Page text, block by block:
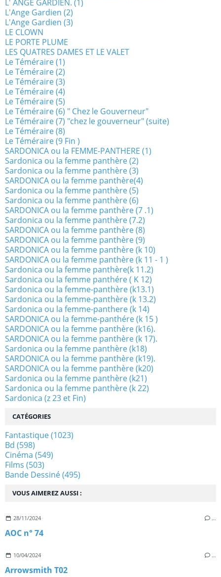
VOUS AIMEREZ AUSSI :
28/11/2024 …
AOC n° 74
10/04/2024 …
Arrowsmith T02
L' ANGE GARDIEN. (1)
L'Ange Gardien (2)
L'Ange Gardien (3)
LE CLOWN
LE PORTE PLUME
LES QUATRES DAMES ET LE VALET
Le Téméraire (1)
Le Téméraire (2)
Le Téméraire (3)
Le Téméraire (4)
Le Téméraire (5)
Le Téméraire (6) " Chez le Gouverneur"
Le Téméraire (7) "chez le gouverneur" (suite)
Le Téméraire (8)
Le Téméraire (9 Fin )
SARDONICA ou la FEMME-PANTHERE (1)
Sardonica ou la femme panthère (2)
Sardonica ou la femme panthère (3)
SARDONICA ou la femme panthère(4)
Sardonica ou la femme panthère (5)
Sardonica ou la femme panthère (6)
SARDONICA ou la femme panthère (7 .1)
Sardonica ou la femme panthère (7.2)
SARDONICA ou la femme panthère (8)
SARDONICA ou la femme panthère (9)
SARDONICA ou la femme panthère (k 10)
SARDONICA ou la femme panthère (k 11 - 1 )
Sardonica ou la femme panthère(k 11.2)
Sardonica ou la femme panthére ( K 12)
Sardonica ou la femme-panthère (k13.1)
Sardonica ou la femme-panthère (k 13.2)
Sardonica ou la femme-panthere (k 14)
SARDONICA ou la femme-panthére (k 15 )
SARDONICA ou la femme panthère (k16).
SARDONICA ou la femme panthère (k 17).
Sardonica ou la femme panthère (k18)
SARDONICA ou la femme panthère (k19).
SARDONICA ou la femme panthère (k20)
Sardonica ou la femme panthère (k21)
Sardonica ou la femme panthère (k 22)
Sardonica (z 23 et Fin)
CATÉGORIES
Fantastique(1023)
Bd (598)
Cinéma (549)
Films (503)
Bande Dessiné(495)